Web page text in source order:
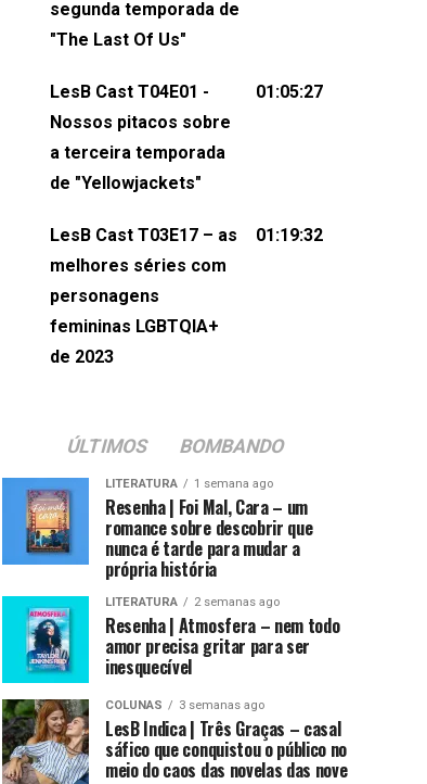
não esqueça de visitar nosso site e
sociais:Twitter: ⁠⁠⁠⁠@lesbout_br⁠⁠⁠⁠ Instagram:
do LesB Cast:Apresentação de
Karolen Passos
(⁠⁠⁠⁠⁠⁠@KarolenPassos⁠⁠⁠⁠⁠⁠)Participação de
Pollyelly FlorêncioEdição de Naiady
Machado
segunda temporada de
"The Last Of Us"
LesB Cast T04E01 -
Nossos pitacos sobre
a terceira temporada
de "Yellowjackets"
01:05:27
LesB Cast T03E17 – as
melhores séries com
personagens
femininas LGBTQIA+
de 2023
01:19:32
ÚLTIMOS BOMBANDO
LITERATURA 1 semana ago
Resenha | Foi Mal, Cara – um
romance sobre descobrir que
nunca é tarde para mudar a
própria história
LITERATURA 2 semanas ago
Resenha | Atmosfera – nem todo
amor precisa gritar para ser
inesquecível
COLUNAS 3 semanas ago
LesB Indica | Três Graças – casal
sáfico que conquistou o público no
meio do caos das novelas das nove